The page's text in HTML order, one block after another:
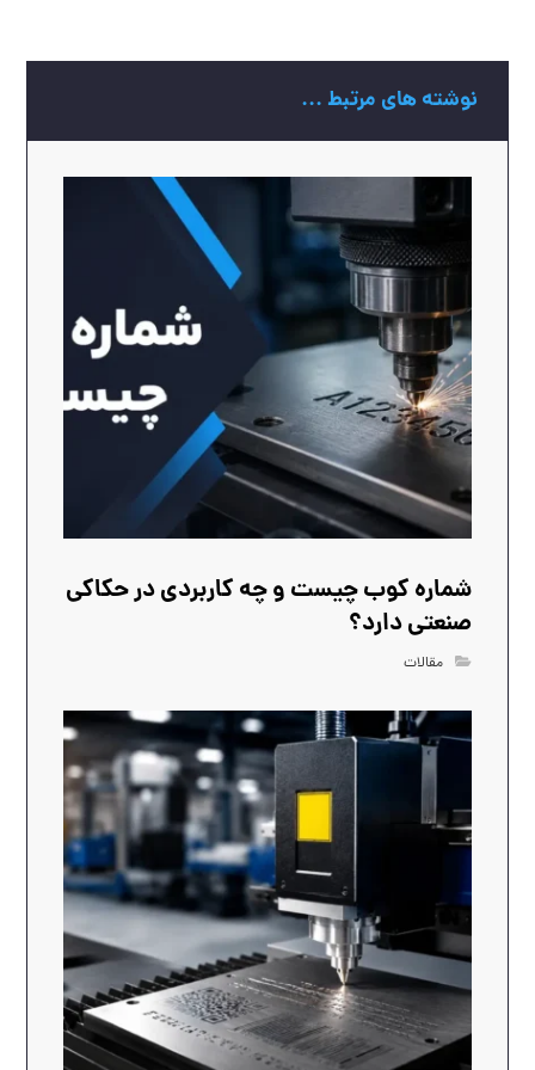
نوشته های مرتبط ...
شماره کوب چیست و چه کاربردی در حکاکی
صنعتی دارد؟
مقالات